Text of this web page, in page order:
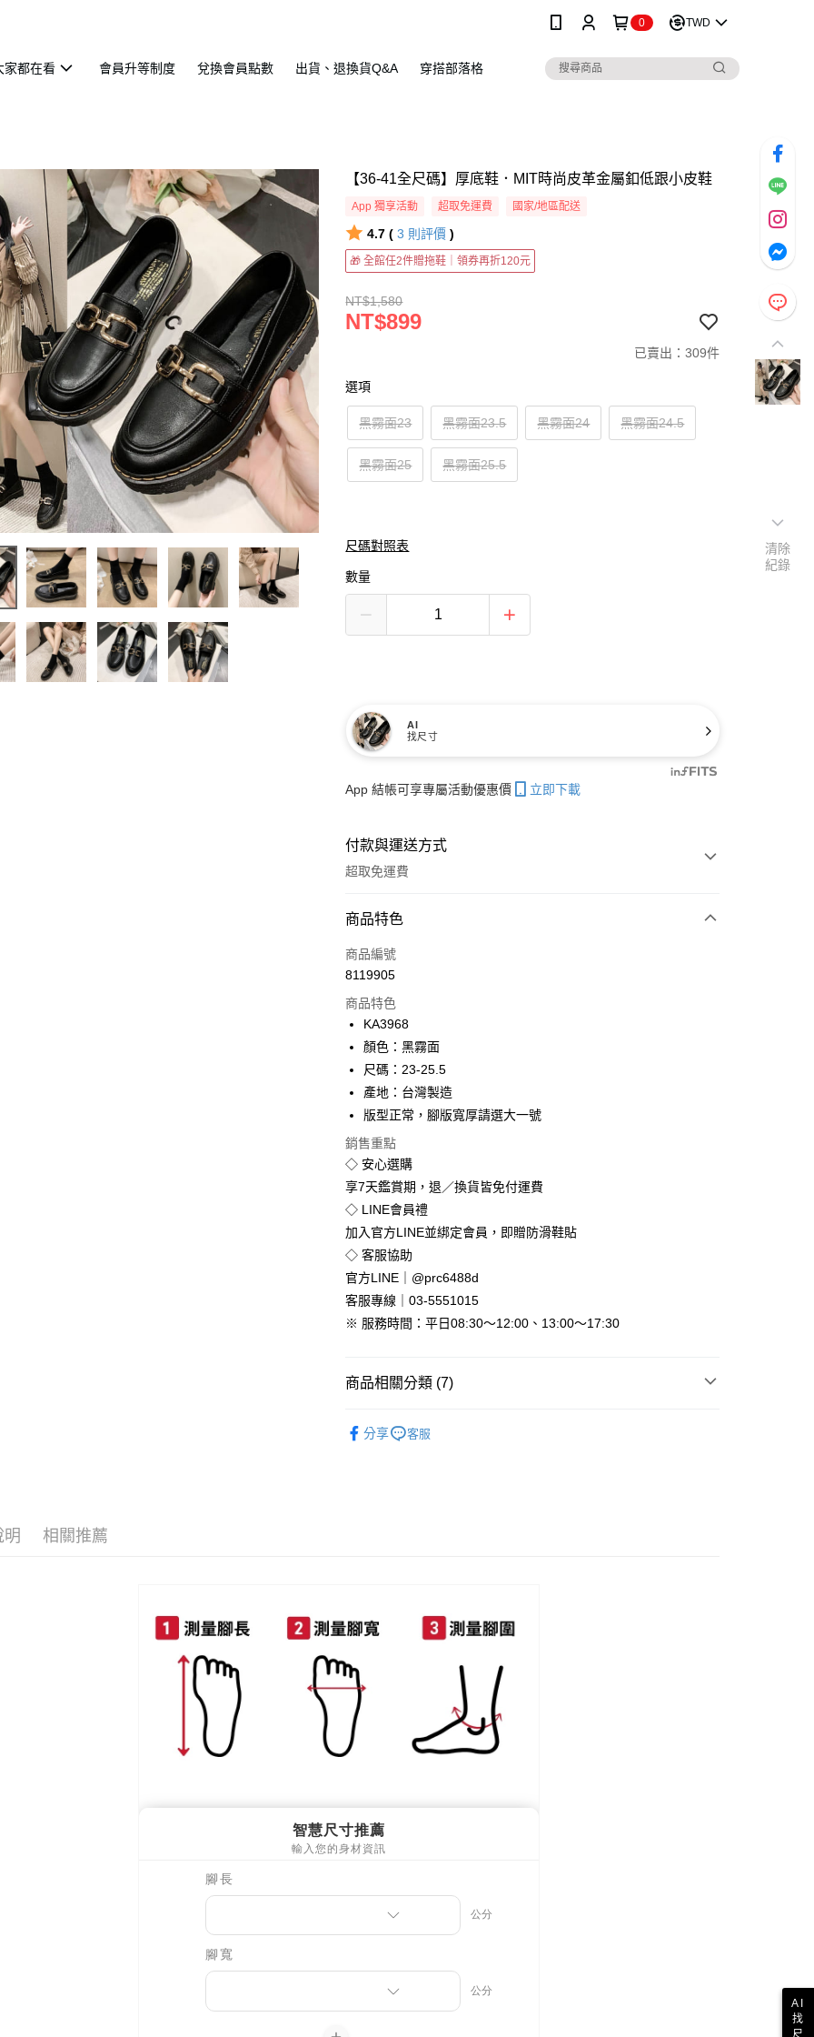
0 TWD
家都在看 會員升等制度 兌換會員點數 出貨、退換貨Q&A 穿搭部落格
【36-41全尺碼】厚底鞋．MIT時尚皮革金屬釦低跟小皮鞋
App 獨享活動 超取免運費 國家/地區配送
4.7 ( 3 則評價 )
🎁 全館任2件贈拖鞋｜領券再折120元
NT$1,580
NT$899
已賣出：309件
選項
黑霧面23 黑霧面23.5 黑霧面24 黑霧面24.5
黑霧面25 黑霧面25.5
尺碼對照表
數量
AI
找尺寸
App 結帳可享專屬活動優惠價 立即下載
付款與運送方式
超取免運費
付款方式
信用卡一次付款
LINE Pay
Apple Pay
街口支付
悠遊付
Google Pay
全盈+PAY
運送方式
全家付款取貨
免運費
【宇迅國際】限一般住址，不支援智能櫃
商品特色
商品編號
8119905
商品特色
KA3968
顏色：黑霧面
尺碼：23-25.5
產地：台灣製造
版型正常，腳版寬厚請選大一號
銷售重點
◇ 安心選購
享7天鑑賞期，退／換貨皆免付運費
◇ LINE會員禮
加入官方LINE並綁定會員，即贈防滑鞋貼
◇ 客服協助
官方LINE｜@prc6488d
客服專線｜03-5551015
※ 服務時間：平日08:30～12:00、13:00～17:30
商品相關分類 (7)
分享 客服
明 相關推薦
清除
紀錄
AI
找
尺